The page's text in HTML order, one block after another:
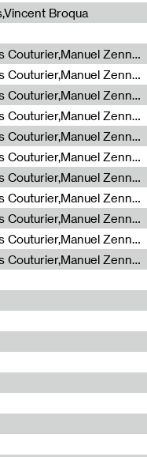
Broqua
Cécile Tonizzo,Nicolas Couturier,Manuel Zenner,Aquila Lescene,Curtis Coco,Cyril Magnier
Cécile Tonizzo,Nicolas Couturier,Manuel Zenner,Aquila Lescene,Curtis Coco,Cyril Magnier
Cécile Tonizzo,Nicolas Couturier,Manuel Zenner,Aquila Lescene,Curtis Coco,Cyril Magnier
Cécile Tonizzo,Nicolas Couturier,Manuel Zenner,Aquila Lescene,Curtis Coco,Cyril Magnier
Cécile Tonizzo,Nicolas Couturier,Manuel Zenner,Aquila Lescene,Curtis Coco,Cyril Magnier
Cécile Tonizzo,Nicolas Couturier,Manuel Zenner,Aquila Lescene,Curtis Coco,Cyril Magnier
Cécile Tonizzo,Nicolas Couturier,Manuel Zenner,Aquila Lescene,Curtis Coco,Cyril Magnier
Cécile Tonizzo,Nicolas Couturier,Manuel Zenner,Aquila Lescene,Curtis Coco,Cyril Magnier
Cécile Tonizzo,Nicolas Couturier,Manuel Zenner,Aquila Lescene,Curtis Coco,Cyril Magnier
Cécile Tonizzo,Nicolas Couturier,Manuel Zenner,Aquila Lescene,Curtis Coco,Cyril Magnier
Cécile Tonizzo,Nicolas Couturier,Manuel Zenner,Aquila Lescene,Curtis Coco,Cyril Magnier